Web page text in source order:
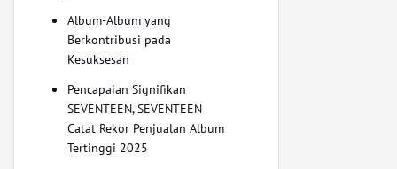
Album-Album yang
Berkontribusi pada
Kesuksesan
Pencapaian Signifikan
SEVENTEEN, SEVENTEEN
Catat Rekor Penjualan Album
Tertinggi 2025